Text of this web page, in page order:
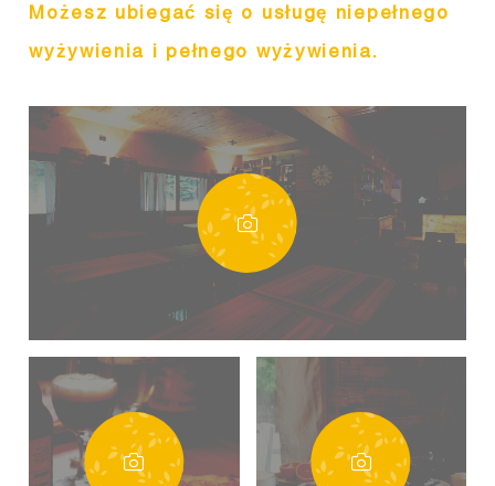
Możesz ubiegać się o usługę niepełnego
wyżywienia i pełnego wyżywienia.